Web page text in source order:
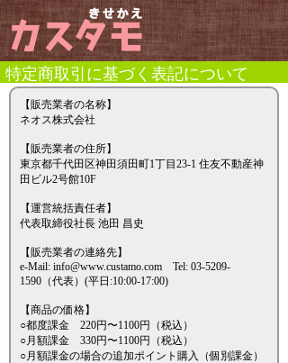
特定商取引に基づく表記について
【販売業者の名称】
ネオス株式会社
【販売業者の住所】
東京都千代田区神田須田町1丁目23-1 住友不動産神
田ビル2号館10F
【運営統括責任者】
代表取締役社長 池田 昌史
【販売業者の連絡先】
e-Mail: info@www.custamo.com Tel: 03-5209-
1590（代表）(平日:10:00-17:00)
【商品の価格】
○都度課金 220円〜1100円（税込）
○月額課金 330円〜1100円（税込）
○月額課金の場合の追加ポイント購入（個別課金）